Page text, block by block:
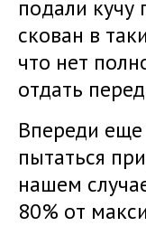
подали кучу
скован в
что нет
отдать
Впереди
пытаться
нашем
80% от